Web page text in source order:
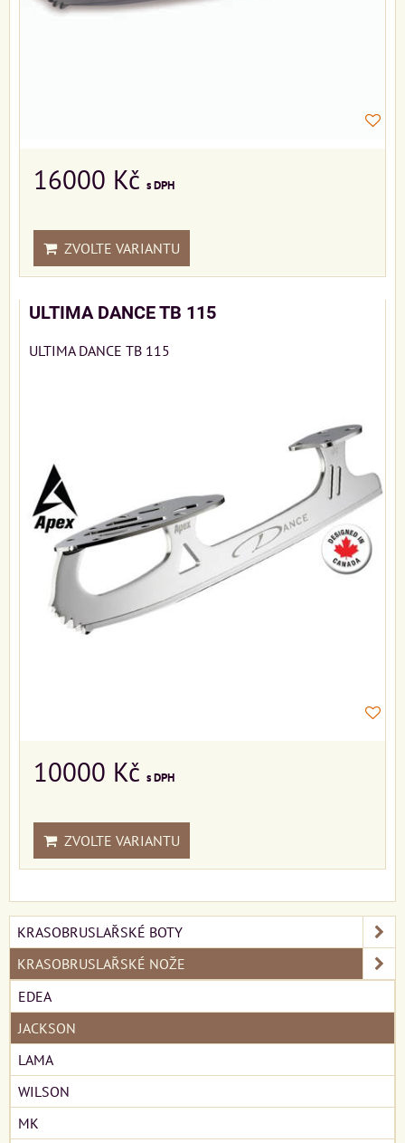
16000 Kč s DPH
ZVOLTE VARIANTU
ULTIMA DANCE TB 115
ULTIMA DANCE TB 115
10000 Kč s DPH
ZVOLTE VARIANTU
KRASOBRUSLAŘSKÉ BOTY
KRASOBRUSLAŘSKÉ NOŽE
EDEA
JACKSON
LAMA
WILSON
MK